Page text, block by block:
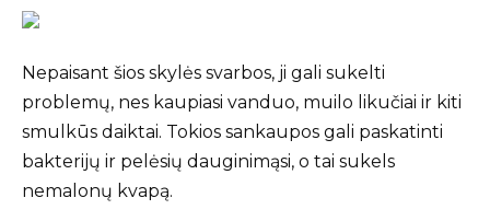
Nepaisant šios skylės svarbos, ji gali sukelti
problemų, nes kaupiasi vanduo, muilo likučiai ir kiti
smulkūs daiktai. Tokios sankaupos gali paskatinti
bakterijų ir pelėsių dauginimąsi, o tai sukels
nemalonų kvapą.